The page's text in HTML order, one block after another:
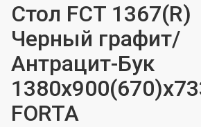
Стол FCT 1367(R)
Черный графит/
Антрацит-Бук
FORTA